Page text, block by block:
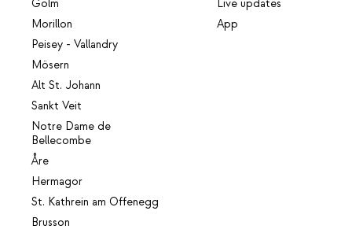
Golm
Morillon
Peisey - Vallandry
Mösern
Alt St. Johann
Sankt Veit
Notre Dame de
Bellecombe
Åre
Hermagor
St. Kathrein am Offenegg
Brusson
Live updates
App